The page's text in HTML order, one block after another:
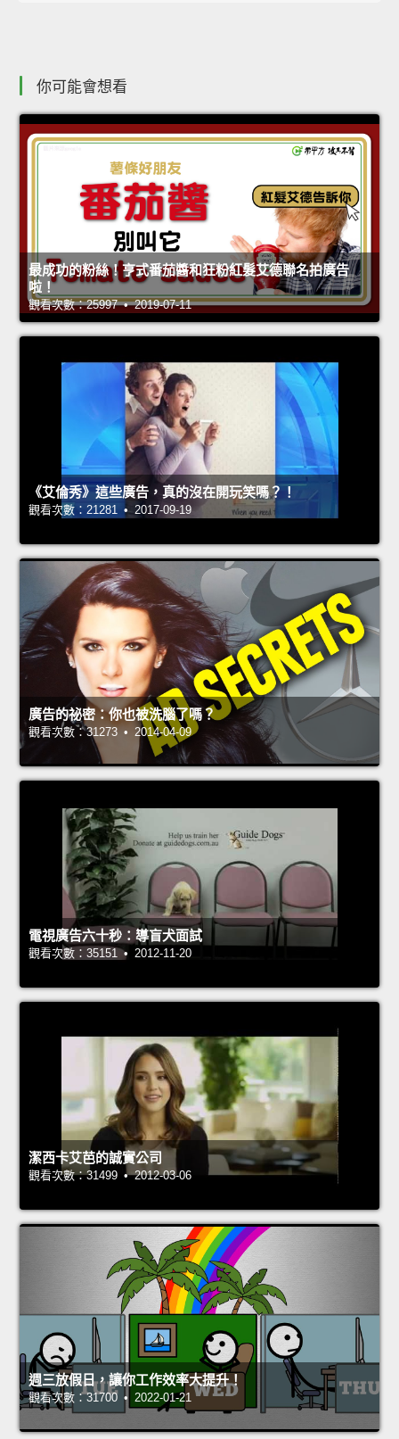
你可能會想看
最成功的粉絲！亨式番茄醬和狂粉紅髮艾德聯名拍廣告
啦！
觀看次數：25997 • 2019-07-11
《艾倫秀》這些廣告，真的沒在開玩笑嗎？！
觀看次數：21281 • 2017-09-19
廣告的祕密：你也被洗腦了嗎？
觀看次數：31273 • 2014-04-09
電視廣告六十秒：導盲犬面試
觀看次數：35151 • 2012-11-20
潔西卡艾芭的誠實公司
觀看次數：31499 • 2012-03-06
週三放假日，讓你工作效率大提升！
觀看次數：31700 • 2022-01-21